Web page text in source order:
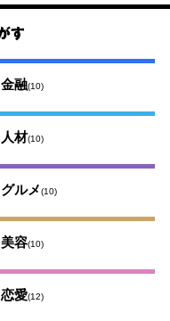
金融(10)
人材(10)
グルメ(10)
美容(10)
恋愛(12)